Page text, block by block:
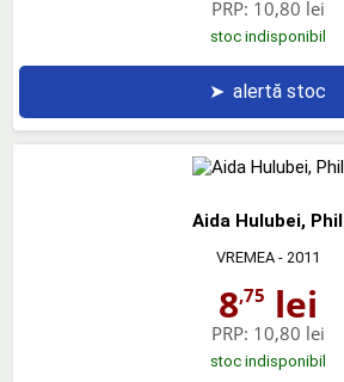
PRP: 10,80 lei
stoc indisponibil
➤ alertă stoc
Aida Hulubei, Phil
VREMEA- 2011
8,75 lei
PRP: 10,80 lei
stoc indisponibil